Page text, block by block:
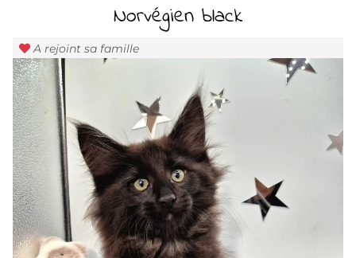
Norvégien black
A rejoint sa famille